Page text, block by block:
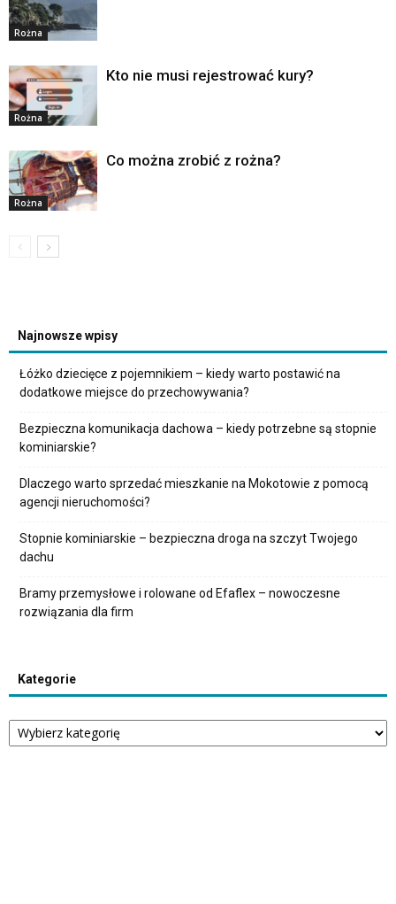
Rożna
Rożna
Kto nie musi rejestrować kury?
Rożna
Co można zrobić z rożna?
Najnowsze wpisy
Łóżko dziecięce z pojemnikiem – kiedy warto postawić na
dodatkowe miejsce do przechowywania?
Bezpieczna komunikacja dachowa – kiedy potrzebne są stopnie
kominiarskie?
Dlaczego warto sprzedać mieszkanie na Mokotowie z pomocą
agencji nieruchomości?
Stopnie kominiarskie – bezpieczna droga na szczyt Twojego
dachu
Bramy przemysłowe i rolowane od Efaflex – nowoczesne
rozwiązania dla firm
Kategorie
Kategorie